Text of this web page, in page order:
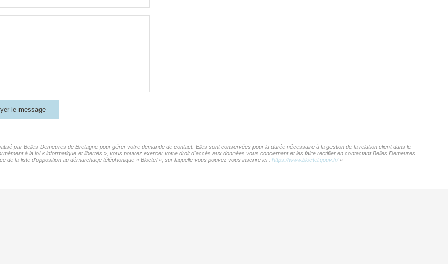
le message
par Belles Demeures de Bretagne pour gérer votre demande de contact. Elles sont conservées pour la durée nécessaire à la gestion de la relation client dans le
à la loi « informatique et libertés », vous pouvez exercer votre droit d'accès aux données vous concernant et les faire rectifier en contactant Belles Demeures
la liste d'opposition au démarchage téléphonique « Bloctel », sur laquelle vous pouvez vous inscrire ici : https://www.bloctel.gouv.fr/»